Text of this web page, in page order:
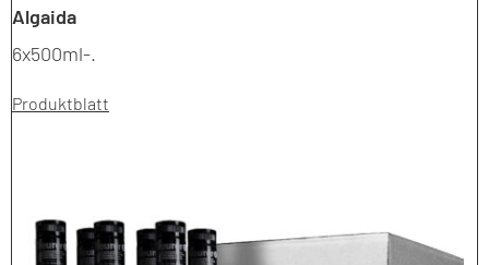
Algaida
6x500ml-.
Produktblatt